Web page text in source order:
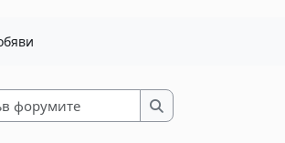
Търсене във форумите
Търсене във